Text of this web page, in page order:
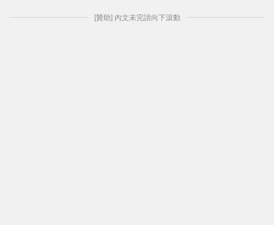
[贊助] 內文未完請向下滾動